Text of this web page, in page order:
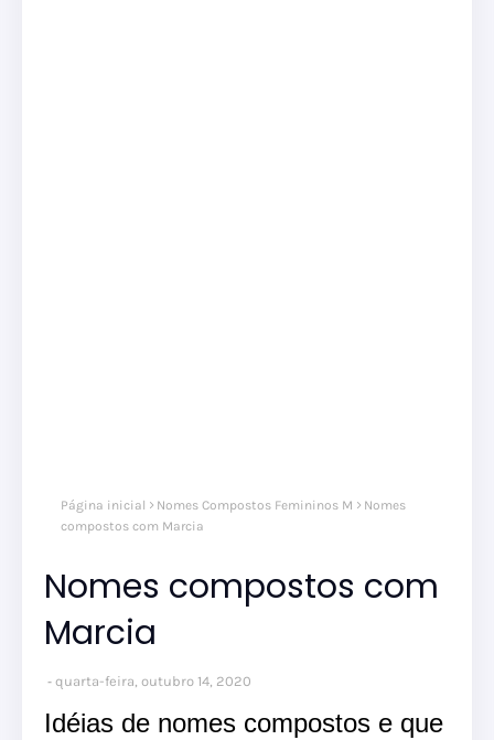
Página inicial Nomes Compostos Femininos M
Nomes
compostos com Marcia
Nomes compostos com
Marcia
quarta-feira, outubro 14, 2020
Idéias de nomes compostos e que